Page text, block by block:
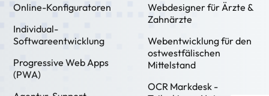
Online-Konfiguratoren
Individual-
Softwareentwicklung
Progressive Web Apps
(PWA)
Webdesigner für Ärzte &
Zahnärzte
Webentwicklung für den
ostwestfälischen
Mittelstand
OCR Markdesk -